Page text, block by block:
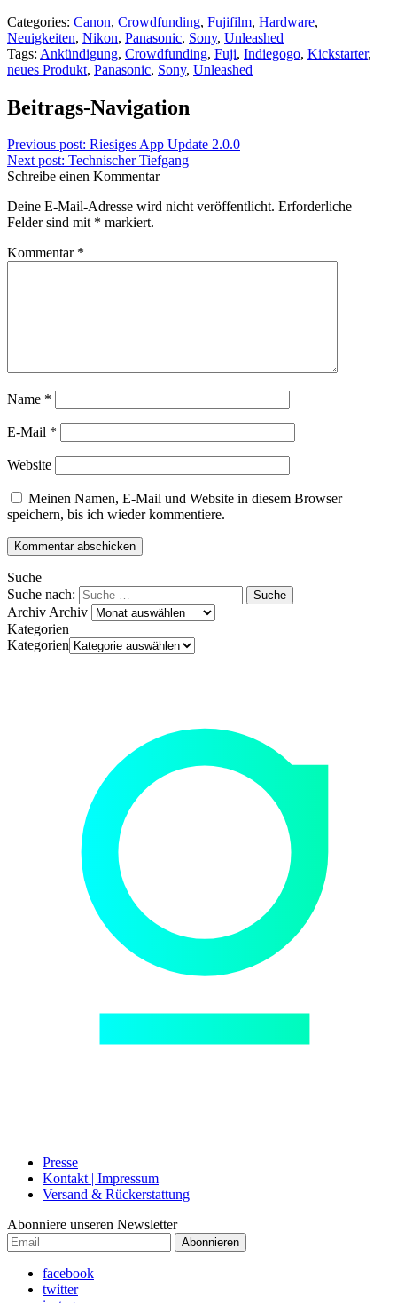
Categories: Canon, Crowdfunding, Fujifilm, Hardware,
Neuigkeiten, Nikon, Panasonic, Sony, Unleashed
Tags: Ankündigung, Crowdfunding, Fuji, Indiegogo, Kickstarter,
neues Produkt, Panasonic, Sony, Unleashed
Beitrags-Navigation
Previous post: Riesiges App Update 2.0.0
Next post: Technischer Tiefgang
Schreibe einen Kommentar
Deine E-Mail-Adresse wird nicht veröffentlicht. Erforderliche
Felder sind mit * markiert.
Kommentar *
Name *
E-Mail *
Website
Meinen Namen, E-Mail und Website in diesem Browser
speichern, bis ich wieder kommentiere.
Suche
Suche nach:
ArchivArchiv
Kategorien
Kategorien
Presse
Kontakt | Impressum
Versand & Rückerstattung
Abonniere unseren Newsletter
Abonnieren
facebook
twitter